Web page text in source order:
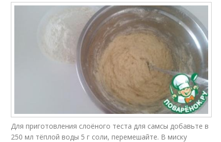
Для приготовления слоёного теста для самсы добавьте в
250 мл тёплой воды 5 г соли, перемешайте. В миску